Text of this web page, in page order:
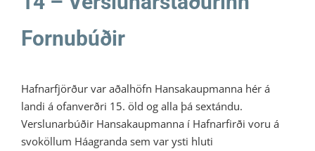
Fornubúðir
Hafnarfjörður var aðalhöfn Hansakaupmanna hér á
landi á ofanverðri 15. öld og alla þá sextándu.
Verslunarbúðir Hansakaupmanna í Hafnarfirði voru á
svoköllum Háagranda sem var ysti hluti